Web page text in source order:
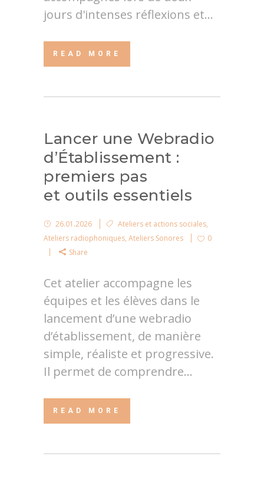
jours d'intenses réflexions et...
READ MORE
Lancer une Webradio
d’Établissement :
premiers pas
et outils essentiels
26.01.2026 Ateliers et actions sociales,
Ateliers radiophoniques, Ateliers Sonores
0
Share
Cet atelier accompagne les
équipes et les élèves dans le
lancement d’une webradio
d’établissement, de manière
simple, réaliste et progressive.
Il permet de comprendre...
READ MORE